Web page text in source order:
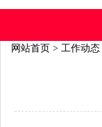
网站首页 > 工作动态